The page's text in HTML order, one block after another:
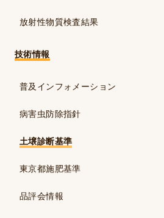
放射性物質検査結果
技術情報
普及インフォメーション
病害虫防除指針
土壌診断基準
東京都施肥基準
品評会情報